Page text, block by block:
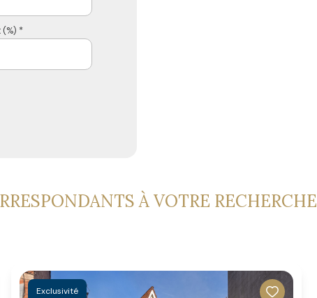
(%) *
À VOTRE RECHERCHE
Exclusivité